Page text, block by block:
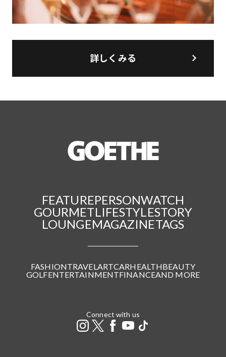
詳しくみる
FEATUREPERSONWATCH
GOURMETLIFESTYLESTORY
LOUNGEMAGAZINETAGS
FASHIONTRAVELARTCARHEALTHBEAUTY
GOLFENTERTAINMENTFINANCEAND MORE
Connect with us